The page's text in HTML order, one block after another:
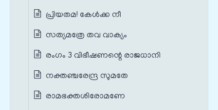
പ്രിയതമ! കേൾക്ക നീ
സത്യമത്രേ തവ വാക്യം
രംഗം 3 വിഭീഷണന്റെ രാജധാനി
നക്തഞ്ചരേന്ദ്ര സുമതേ
രാമഭക്തശിരോമണേ